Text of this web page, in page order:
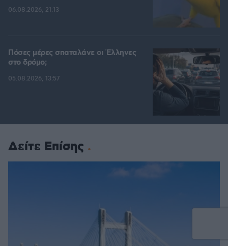
06.08.2026, 21:13
Πόσες μέρες σπαταλάνε οι Έλληνες
στο δρόμο;
05.08.2026, 13:57
Δείτε Επίσης